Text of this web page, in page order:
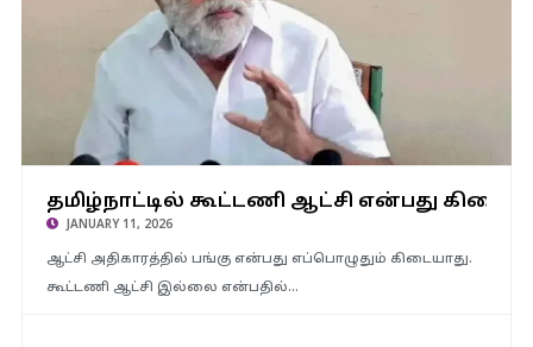
தமிழ்நாட்டில் கூட்டணி ஆட்சி என்பது கிடையாது -அமைச்சர்
ஐ.பெரியசாமி
தமிழ்நாட்டில் கூட்டணி ஆட்சி என்பது
JANUARY 11, 2026
ஆட்சி அதிகாரத்தில் பங்கு என்பது எப்பொழுதும் கிடையாது.
கூட்டணி ஆட்சி இல்லை என்பதில்…